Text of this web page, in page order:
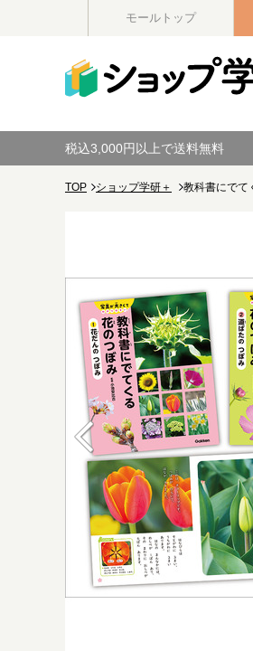
モールトップ
税込3,000円以上で送料無料
TOP ショップ学研＋ 教科書にで